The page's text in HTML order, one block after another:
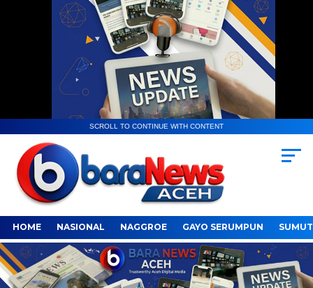
SCROLL TO CONTINUE WITH CONTENT
HOME NASIONAL NAGGROE GAYO SERUMPUN SUMUT